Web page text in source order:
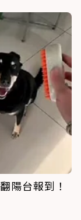
陽台報到！